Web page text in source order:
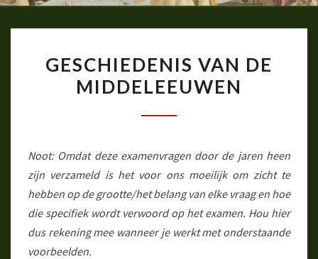
VAN
DE
GESCHIEDENIS VAN DE
MIDDELEEUWEN
Noot: Omdat deze examenvragen door de jaren heen
zijn verzameld is het voor ons moeilijk om zicht te
hebben op de grootte/het belang van elke vraag en hoe
die specifiek wordt verwoord op het examen. Hou hier
dus rekening mee wanneer je werkt met onderstaande
voorbeelden.